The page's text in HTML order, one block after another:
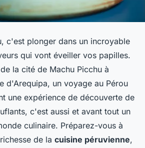
c'est plonger dans un incroyable
qui vont éveiller vos papilles.
la cité de Machu Picchu à
d'Arequipa, un voyage au Pérou
une expérience de découverte de
c'est aussi et avant tout un
culinaire. Préparez-vous à
de la cuisine péruvienne,